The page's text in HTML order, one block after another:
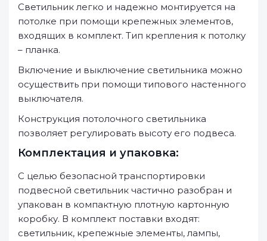
Светильник легко и надежно монтируется на
потолке при помощи крепежных элементов,
входящих в комплект. Тип крепления к потолку
– планка.
Включение и выключение светильника можно
осуществить при помощи типового настенного
выключателя.
Конструкция потолочного светильника
позволяет регулировать высоту его подвеса.
Комплектация и упаковка:
С целью безопасной транспортировки
подвесной светильник частично разобран и
упакован в компактную плотную картонную
коробку. В комплект поставки входят:
светильник, крепежные элементы, лампы,